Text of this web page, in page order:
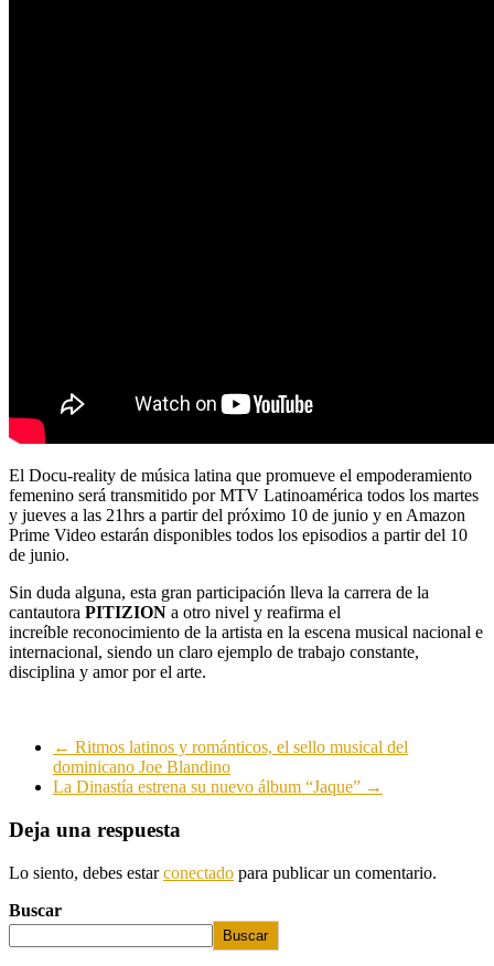
El Docu-reality de música latina que promueve el empoderamiento
femenino será transmitido por MTV Latinoamérica todos los martes
y jueves a las 21hrs a partir del próximo 10 de junio y en Amazon
Prime Video estarán disponibles todos los episodios a partir del 10
de junio.
Sin duda alguna, esta gran participación lleva la carrera de la
cantautora PITIZION a otro nivel y reafirma el
increíble reconocimiento de la artista en la escena musical nacional e
internacional, siendo un claro ejemplo de trabajo constante,
disciplina y amor por el arte.
← Ritmos latinos y románticos, el sello musical del
dominicano Joe Blandino
La Dinastía estrena su nuevo álbum “Jaque” →
Deja una respuesta
Lo siento, debes estarconectado para publicar un comentario.
Buscar
Buscar